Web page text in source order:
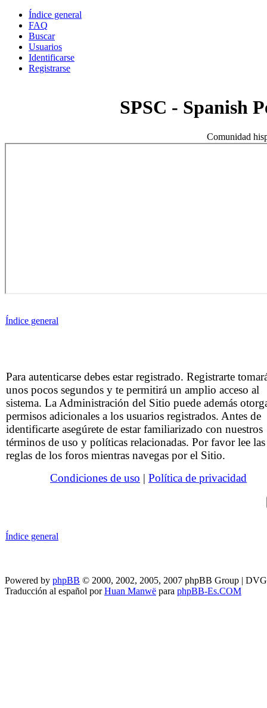
Índice general
FAQ
Buscar
Usuarios
Identificarse
Registrarse
SPSC - Spanish
Comunidad
Índice general
Para autenticarse debes estar registrado. Registrarte
unos pocos segundos y te permitirá un amplio acceso al
sistema. La Administración del Sitio puede además
permisos adicionales a los usuarios registrados. Antes de
identificarte asegúrete de estar familiarizado con nuestros
términos de uso y políticas relacionadas. Por favor lee las
reglas de los foros mientras navegas por el Sitio.
Condiciones de uso | Política de privacidad
Índice general
Powered by phpBB © 2000, 2002, 2005, 2007 phpBB Group |
Traducción al español porHuan Manwë para phpBB-Es.COM